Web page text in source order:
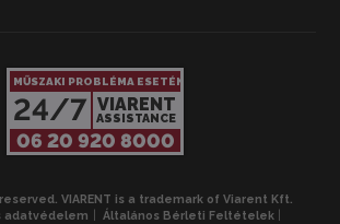
MŰSZAKI PROBLÉMA ESETÉN
24/7 VIARENT
ASSISTANCE
06 20 920 8000
VIARENT is a trademark of Viarent Kft.
adatvédelem
Általános Bérleti Feltételek